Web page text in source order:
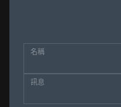
名稱
訊息